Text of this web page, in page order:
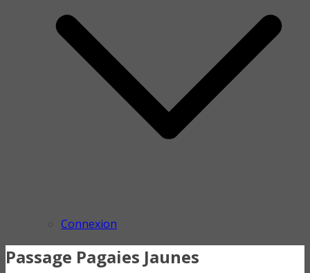
Connexion
Passage Pagaies Jaunes